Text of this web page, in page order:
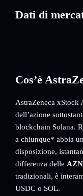
Dati di
Cos’è
AstraZeneca xStock
dell’azione
blockchain Solana.
a chiunque* abbia
disposizione,
differenza delle
tradizionali, è
USDC o SOL.